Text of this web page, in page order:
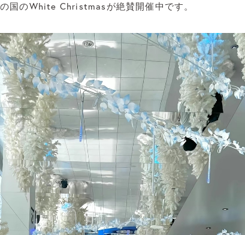
国のWhite Christmasが絶賛開催中です。